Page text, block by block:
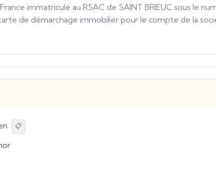
immatriculé au RSAC de SAINT BRIEUC sous le
de démarchage immobilier pour le compte de la
📋